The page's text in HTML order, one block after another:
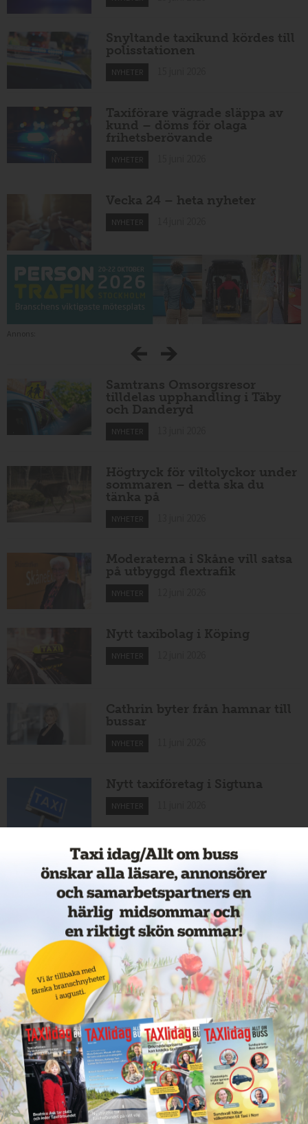
Snyltande taxikund kördes till
polisstationen
NYHETER
Taxiförare vägrade släppa av
kund – döms för olaga
frihetsberövande
NYHETER
Vecka 24 – heta nyheter
NYHETER
Samtrans Omsorgsresor
tilldelas upphandling i Täby
och Danderyd
NYHETER
Högtryck för viltolyckor under
sommaren – detta ska du
tänka på
NYHETER
Moderaterna i Skåne vill satsa
på utbyggd flextrafik
NYHETER
Nytt taxibolag i Köping
NYHETER
Cathrin byter från hamnar till
bussar
NYHETER
Nytt taxiföretag i Sigtuna
NYHETER
Nytt taxibolag i Borlänge
NYHETER 11 juni 2026
Taxibommar fick inte avsedd
effekt vid Lund C
NYHETER 10 juni 2026
Nytt taxibolag i Borlänge
NYHETER 10 juni 2026
Mexikansk elbil för 80 000
kronor ny på marknaden
NYHETER 10 juni 2026